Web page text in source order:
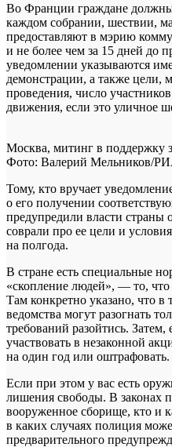
Во Франции граждане должны
каждом собрании, шествии,
предоставляют в мэрию
и не более чем за 15 дней до
уведомлении указываются
демонстрации, а также цели,
проведения, число
движения, если это уличное
Москва, митинг в поддержку
Фото: Валерий Мельников/
Тому, кто вручает
о его получении
предупредили власти страны
соврали про ее цели и
на полгода.
В стране есть специальные
«скопление людей», — то, что
Там конкретно указано, что в
ведомства могут разогнать
требований разойтись.
участвовать в незаконной
на один год или оштрафовать.
Если при этом у вас есть
лишения свободы. В законах
вооруженное сборище, кто и
в каких случаях полиция
предварительного